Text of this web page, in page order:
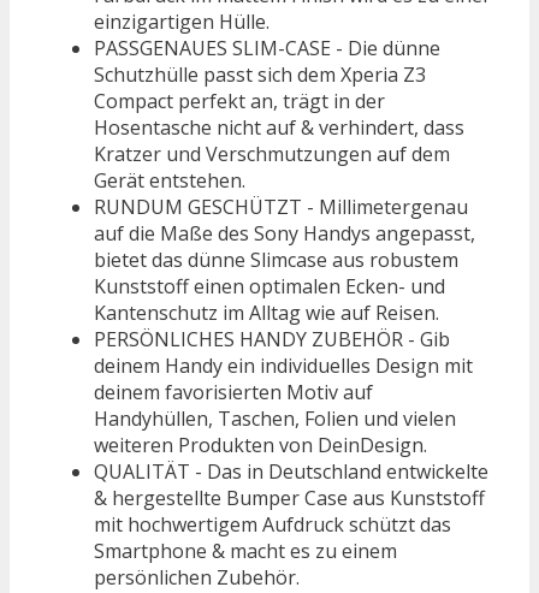
einzigartigen Hülle.
PASSGENAUES SLIM-CASE - Die dünne
Schutzhülle passt sich dem Xperia Z3
Compact perfekt an, trägt in der
Hosentasche nicht auf & verhindert, dass
Kratzer und Verschmutzungen auf dem
Gerät entstehen.
RUNDUM GESCHÜTZT - Millimetergenau
auf die Maße des Sony Handys angepasst,
bietet das dünne Slimcase aus robustem
Kunststoff einen optimalen Ecken- und
Kantenschutz im Alltag wie auf Reisen.
PERSÖNLICHES HANDY ZUBEHÖR - Gib
deinem Handy ein individuelles Design mit
deinem favorisierten Motiv auf
Handyhüllen, Taschen, Folien und vielen
weiteren Produkten von DeinDesign.
QUALITÄT - Das in Deutschland entwickelte
& hergestellte Bumper Case aus Kunststoff
mit hochwertigem Aufdruck schützt das
Smartphone & macht es zu einem
persönlichen Zubehör.